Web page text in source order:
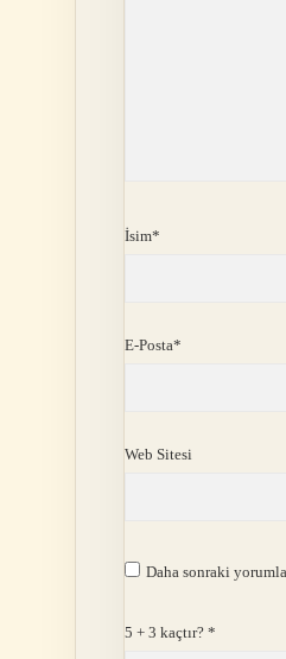
İsim*
E-Posta*
Web Sitesi
Daha sonraki
5 + 3 kaçtır? *